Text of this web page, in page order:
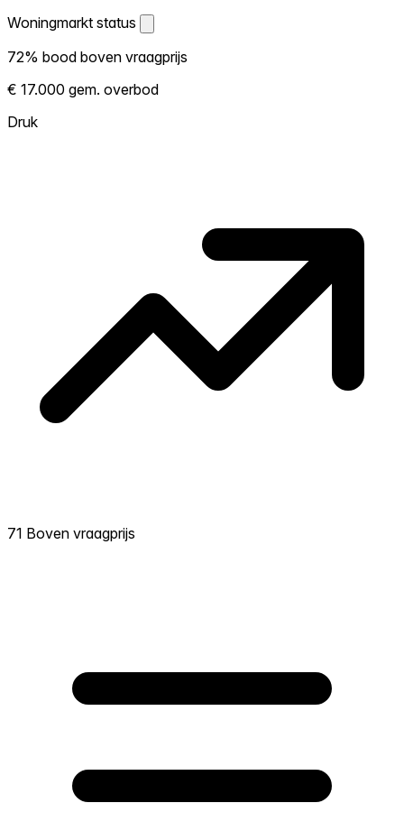
Woningmarkt status
Woningmarkt status
Laat zien hoe competitief de markt hier is.
Hoe meer woningen boven vraagprijs
verkopen, hoe heter. Heet? Verwacht
72% bood boven vraagprijs
€ 17.000 gem. overbod
Druk
71 Boven vraagprijs